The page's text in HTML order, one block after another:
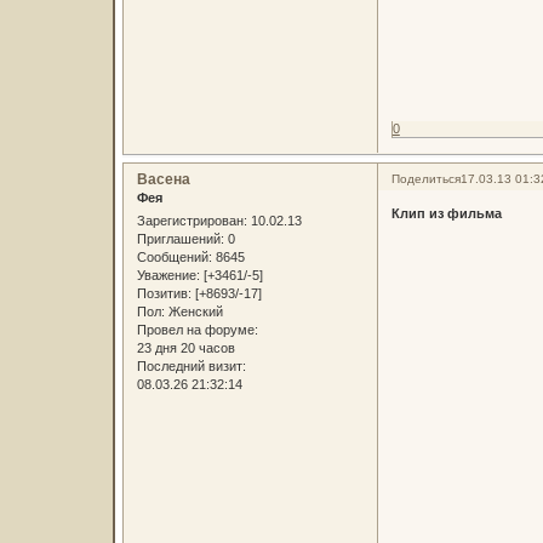
0
Поделиться17.03.13
Васена
Фея
Зарегистрирован: 10.02.13
Приглашений: 0
Сообщений: 8645
Уважение: [+3461/-5]
Позитив: [+8693/-17]
Пол: Женский
Провел на форуме:
23 дня 20 часов
Последний визит:
08.03.26 21:32:14
Клип из фильма